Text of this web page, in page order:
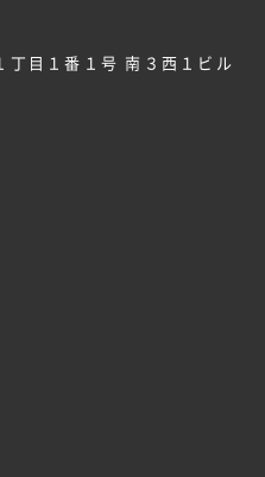
丁目１番１号 南３西１ビル